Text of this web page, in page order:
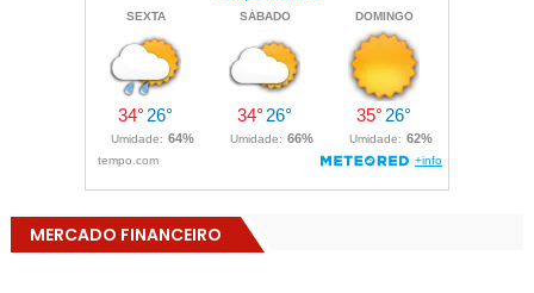
MERCADO FINANCEIRO